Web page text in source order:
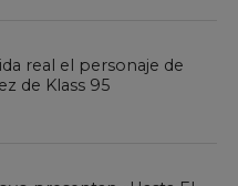
real el personaje de
de Klass 95